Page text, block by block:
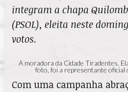
integram a chapa
(PSOL), eleita neste
votos.
A moradora da Cidade Tiradentes,
foto, foi a representante oficial
Com uma campanha